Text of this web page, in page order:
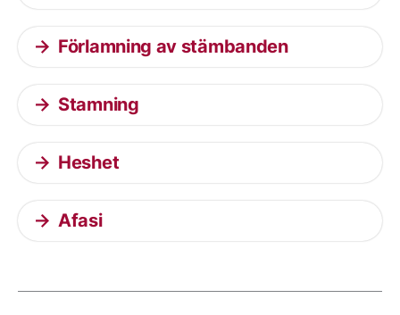
Förlamning av stämbanden
Stamning
Heshet
Afasi